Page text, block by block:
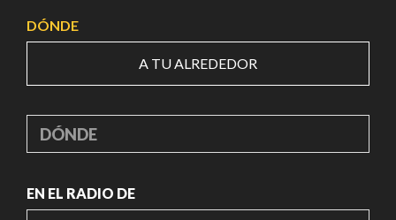
principal
DÓNDE
A TU ALREDEDOR
DÓNDE
EN EL RADIO DE